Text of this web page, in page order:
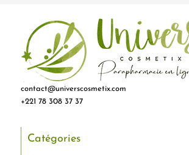
contact@universcosmetix.com
+221 78 308 37 37
Catégories